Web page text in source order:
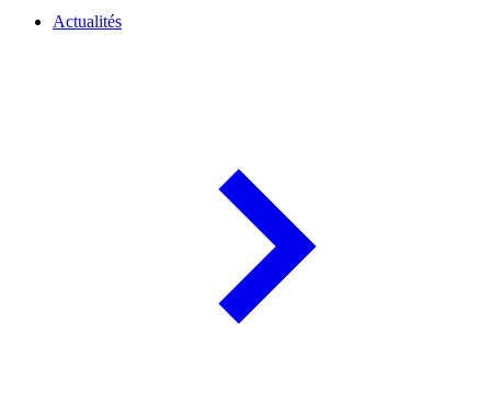
Actualités